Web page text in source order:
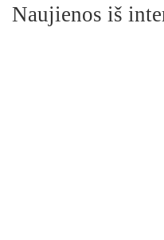
Naujienos iš